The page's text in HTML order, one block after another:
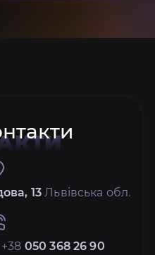
13 Львівська обл.
+38 050 368 26 90